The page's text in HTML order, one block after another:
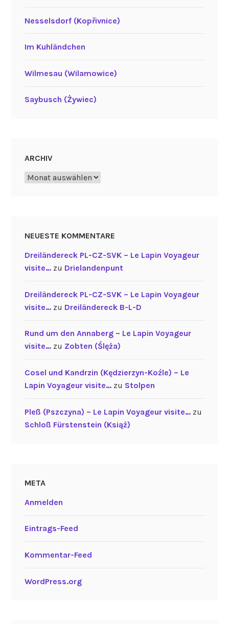
Nesselsdorf (Kopřivnice)
Im Kuhländchen
Wilmesau (Wilamowice)
Saybusch (Żywiec)
ARCHIV
Archiv
NEUESTE KOMMENTARE
Dreiländereck PL-CZ-SVK – Le Lapin Voyageur
visite…zu Drielandenpunt
Dreiländereck PL-CZ-SVK – Le Lapin Voyageur
visite…zu Dreiländereck B-L-D
Rund um den Annaberg – Le Lapin Voyageur
visite…zu Zobten (Ślęża)
Cosel und Kandrzin (Kędzierzyn-Koźle) – Le
Lapin Voyageur visite…zu Stolpen
Pleß (Pszczyna) – Le Lapin Voyageur visite…zu
Schloß Fürstenstein (Książ)
META
Anmelden
Eintrags-Feed
Kommentar-Feed
WordPress.org